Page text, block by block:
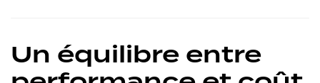
Un équilibre entre